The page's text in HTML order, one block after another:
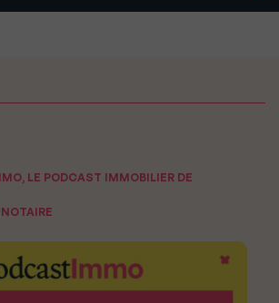
LE PODCAST IMMOBILIER DE